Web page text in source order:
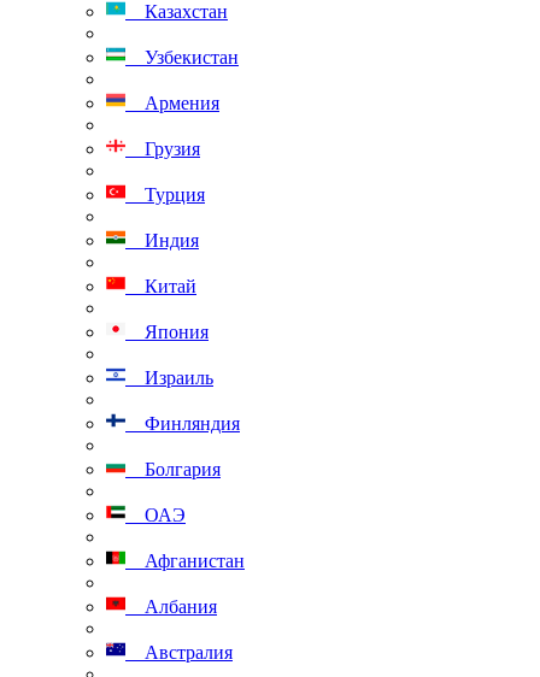
Казахстан
Узбекистан
Армения
Грузия
Турция
Индия
Китай
Япония
Израиль
Финляндия
Болгария
ОАЭ
Афганистан
Албания
Австралия